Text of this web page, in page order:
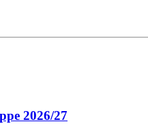
2026/27